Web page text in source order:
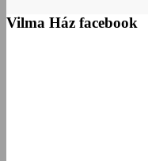
Vilma Ház facebook